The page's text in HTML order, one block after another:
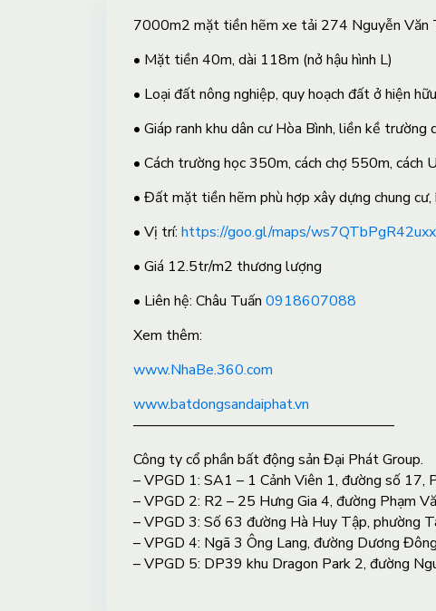
7000m2 mặt tiền hẽm xe tải 274 Nguyễn Văn
• Mặt tiền 40m, dài 118m (nở hậu hình L)
• Loại đất nông nghiệp, quy hoạch đất ở hiện hữu
• Giáp ranh khu dân cư Hòa Bình, liền kề trường
• Cách trường học 350m, cách chợ 550m,
• Đất mặt tiền hẽm phù hợp xây dựng chung
• Vị trí: https://goo.gl/maps/
• Giá 12.5tr/m2 thương lượng
• Liên hệ: Châu Tuấn 0918607088
Xem thêm:
www.NhaBe.360.com
www.batdongsandaiphat.vn
——————————————————
Công ty cổ phần bất động sản Đại Phát Group.
– VPGD 1: SA1 – 1 Cảnh Viên 1, đường số 17,
– VPGD 2: R2 – 25 Hưng Gia 4, đường Phạm
– VPGD 3: Số 63 đường Hà Huy Tập, phường
– VPGD 4: Ngã 3 Ông Lang, đường Dương
– VPGD 5: DP39 khu Dragon Park 2, đường